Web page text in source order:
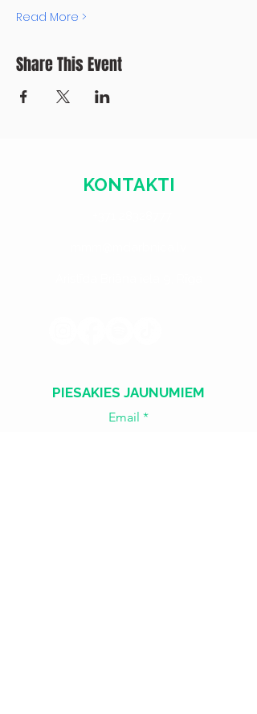
Read More >
Share This Event
KONTAKTI
PIESAKIES JAUNUMIEM
Email